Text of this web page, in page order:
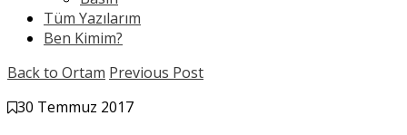
Tüm Yazılarım
Ben Kimim?
Back to Ortam Previous Post
30 Temmuz 2017